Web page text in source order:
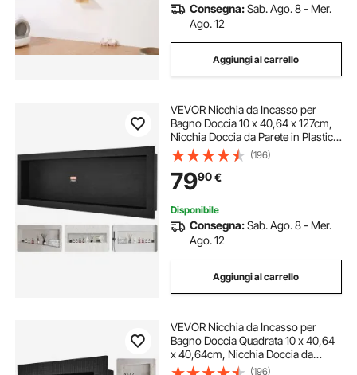
libreria da parete industriale
ventilatori da parete ventilatore parete
ventilatore da parete
mensola da bagno a parete
organizer parete portautensili
mensole da parete bagno
Consegna:Sab. Ago. 8 - Mer.
Ago. 12
Aggiungi al carrello
VEVOR Nicchia da Incasso per
Bagno Doccia 10 x 40,64 x 127cm,
Nicchia Doccia da Parete in Plastica
XPS Impermeabile, Nicchia da
Incasso a Parete Orizzontale per
Sapone da Bagno con Mensola
Colore Nero
(196)
7990€
Disponibile
Consegna:Sab. Ago. 8 - Mer.
Ago. 12
Aggiungi al carrello
VEVOR Nicchia da Incasso per
Bagno Doccia Quadrata 10 x 40,64
x 40,64cm, Nicchia Doccia da
Parete in Plastica XPS
(196)